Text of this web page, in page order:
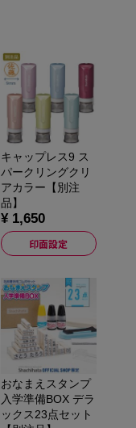
キャップレス9 ス
パークリングクリ
アカラー【別注
品】
¥ 1,650
印面設定
おなまえスタンプ
入学準備BOX デラ
ックス23点セット